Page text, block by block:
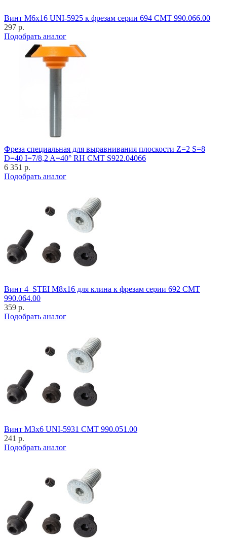
Винт M6x16 UNI-5925 к фрезам серии 694 CMT 990.066.00
297 р.
Подобрать аналог
Фреза специальная для выравнивания плоскости Z=2 S=8
D=40 I=7/8,2 A=40° RH CMT S922.04066
6 351 р.
Подобрать аналог
Винт 4_STEI M8x16 для клина к фрезам серии 692 CMT
990.064.00
359 р.
Подобрать аналог
Винт M3x6 UNI-5931 CMT 990.051.00
241 р.
Подобрать аналог